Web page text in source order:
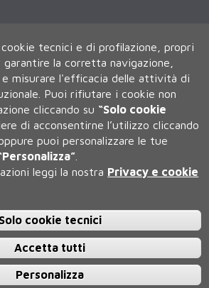
di Siena
55, 53100 Siena ITALIA
80002070524 | Caselle Pec:Posta
al venerdì dalle 9.30 alle 10.30)
tecnici e di profilazione, propri
la corretta navigazione,
misurare l'efficacia delle attività di
Puoi rifiutare i cookie non
cliccando su “Solo cookie
di acconsentirne l’utilizzo cliccando
puoi personalizzare le tue
leggi la nostra Privacy e cookie
Solo cookie tecnici
Accetta tutti
Personalizza